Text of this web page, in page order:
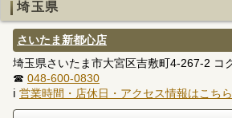
埼玉県
さいたま新都心店
埼玉県さいたま市大宮区吉敷町4-267-2 コ
☎ 048-600-0830
ℹ 営業時間・店休日・アクセス情報はこちら